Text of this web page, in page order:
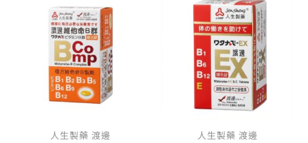
人生製藥 渡邊
始
價
格：
NT$ 340。
人生製藥 渡邊
始
價
格：
NT$ 500。